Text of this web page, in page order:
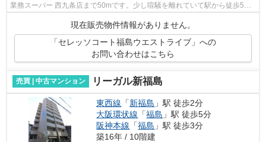
業務スーパー 西九条店まで50mです。少し喧騒を離れていて駅から徒歩5分
という駅近な物件はいかがですか。中古...
現在販売物件情報がありません。
「セレッソコート福島ウエストライブ」への
お問い合わせはこちら
売買 | 中古マンション リーガル新福島
東西線 「新福島 」駅 徒歩2分
大阪環状線 「福島 」駅 徒歩5分
阪神本線 「福島 」駅 徒歩3分
築16年 / 10階建